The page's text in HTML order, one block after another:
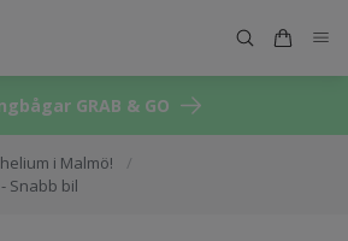
GRAB & GO
i Malmö!
/
Snabb bil